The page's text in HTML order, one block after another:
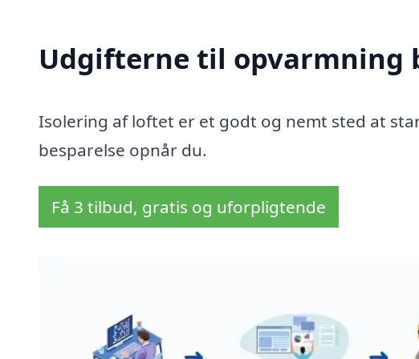
Udgifterne til opvarmning
Isolering af loftet er et godt og nemt sted at
besparelse opnår du.
Få 3 tilbud, gratis og uforpligtende